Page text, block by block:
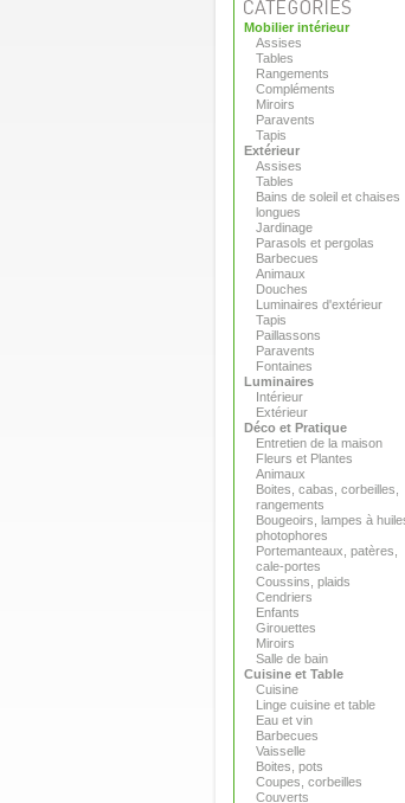
Mobilier intérieur
Assises
Tables
Rangements
Compléments
Miroirs
Paravents
Tapis
Extérieur
Assises
Tables
Bains de soleil et chaises
longues
Jardinage
Parasols et pergolas
Barbecues
Animaux
Douches
Luminaires d'extérieur
Tapis
Paillassons
Paravents
Fontaines
Luminaires
Intérieur
Extérieur
Déco et Pratique
Entretien de la maison
Fleurs et Plantes
Animaux
Boites, cabas, corbeilles,
rangements
Bougeoirs, lampes à
photophores
Portemanteaux, patères,
cale-portes
Coussins, plaids
Cendriers
Enfants
Girouettes
Miroirs
Salle de bain
Cuisine et Table
Cuisine
Linge cuisine et table
Eau et vin
Barbecues
Vaisselle
Boites, pots
Coupes, corbeilles
Couverts